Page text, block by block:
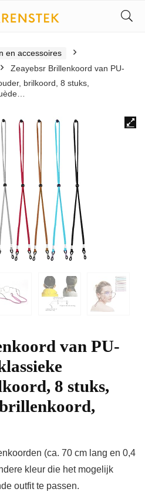
en accessoires
Zeayebsr Brillenkoord van PU-
brilkoord, 8 stuks,
van PU-
8 stuks,
(ca. 70 cm lang en 0,4
kleur die het mogelijk
outfit te passen.